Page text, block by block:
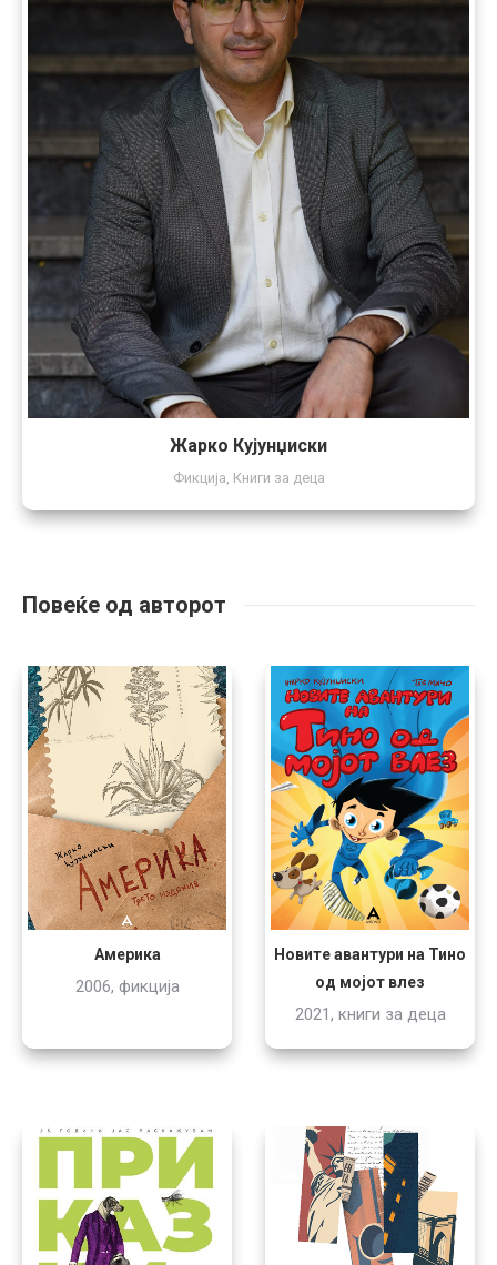
Жарко Кујунџиски
Фикција Книги за деца
Повеќе од авторот
Америка
2006, фикција
Новите авантури на Тино
од мојот влез
2021, книги за деца